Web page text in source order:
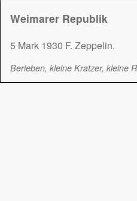
Weimarer Republik
5 Mark 1930 F. Zeppelin.
Berieben, kleine Kratzer, kleine